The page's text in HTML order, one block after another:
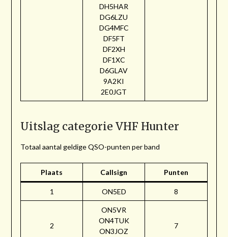
DH5HAR
DG6LZU
DG4MFC
DF5FT
DF2XH
DF1XC
D6GLAV
9A2KI
2E0JGT
Uitslag categorie VHF Hunter
Totaal aantal geldige QSO-punten per band
Plaats Callsign Punten
1 ON5ED 8
2
ON5VR
ON4TUK
ON3JOZ
7